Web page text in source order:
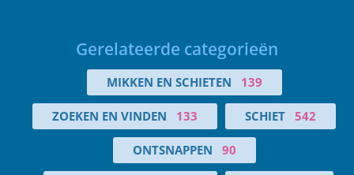
Gerelateerde categorieën
MIKKEN EN SCHIETEN 139
ZOEKEN EN VINDEN 133 SCHIET 542
ONTSNAPPEN 90